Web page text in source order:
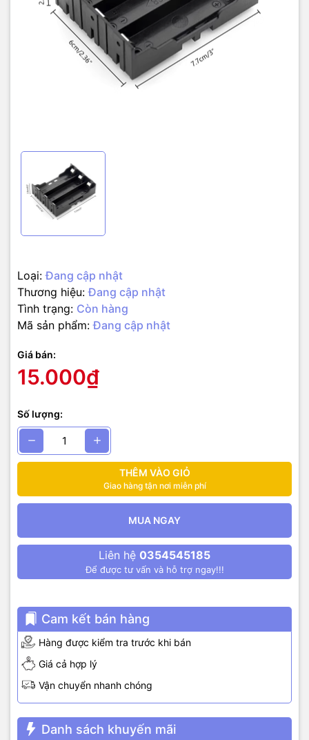
Loại: Đang cập nhật
Thương hiệu: Đang cập nhật
Tình trạng: Còn hàng
Mã sản phẩm: Đang cập nhật
Giá bán:
15.000₫
Số lượng:
THÊM VÀO GIỎ
Giao hàng tận nơi miễn phí
MUA NGAY
Liên hệ 0354545185
Để được tư vấn và hỗ trợ ngay!!!
Cam kết bán hàng
Hàng được kiểm tra trước khi bán
Giá cả hợp lý
Vận chuyển nhanh chóng
Danh sách khuyến mãi